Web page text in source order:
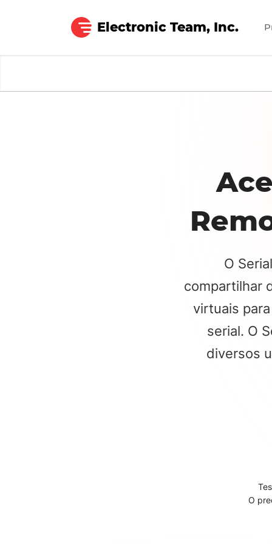
Electronic Team, Inc.
O
compartilhar
virtuais
serial. O
diversos
O